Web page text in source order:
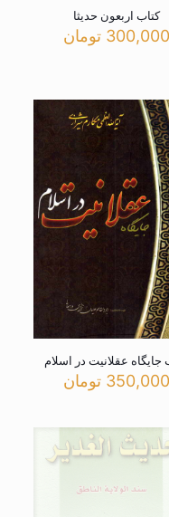
کتاب اربعون حدیثا
300,000 تومان
جایگاه عقلانیت در اسلام
350,000 تومان